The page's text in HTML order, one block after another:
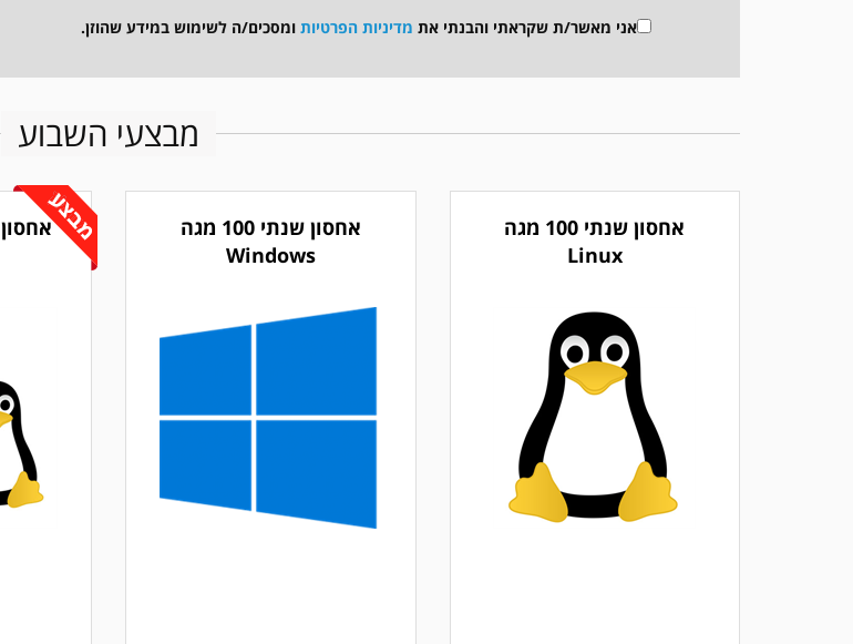
אני מאשר/ת שקראתי והבנתי את מדיניות הפרטיות ומסכים/ה לשימוש במידע שהוזן.
מבצעי השבוע
אחסון שנתי 100 מגה
Linux
אחסון שנתי 100 מגה
Windows
אחסון Wordpress שנתי